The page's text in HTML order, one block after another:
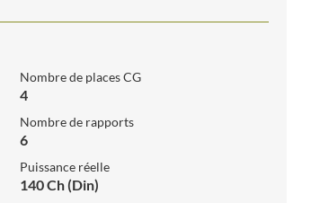
Nombre de places CG
4
Nombre de rapports
6
Puissance réelle
140 Ch (Din)